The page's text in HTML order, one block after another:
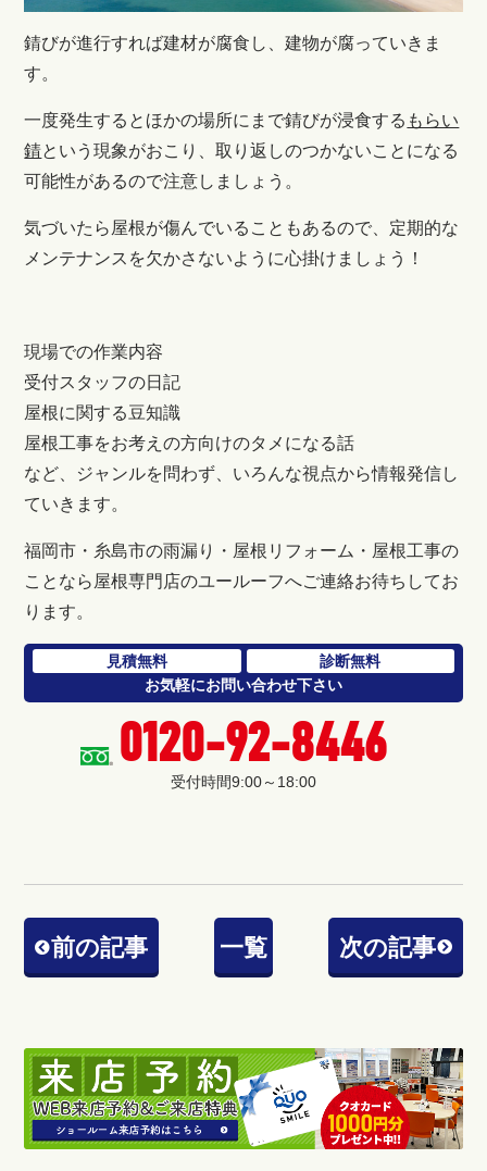
錆びが進行すれば建材が腐食し、建物が腐っていきま
す。
一度発生するとほかの場所にまで錆びが浸食する もらい
錆という現象がおこり、取り返しのつかないことになる
可能性があるので注意しましょう。
気づいたら屋根が傷んでいることもあるので、定期的な
メンテナンスを欠かさないように心掛けましょう！
現場での作業内容
受付スタッフの日記
屋根に関する豆知識
屋根工事をお考えの方向けのタメになる話
など、ジャンルを問わず、いろんな視点から情報発信し
ていきます。
福岡市・糸島市の雨漏り・屋根リフォーム・屋根工事の
ことなら屋根専門店のユールーフへご連絡お待ちしてお
ります。
見積無料
診断無料
お気軽にお問い合わせ下さい
0120-92-8446
受付時間9:00～18:00
前の記事 一覧 次の記事